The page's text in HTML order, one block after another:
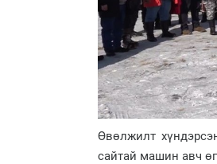
Өвөлжилт
сайтай машин авч